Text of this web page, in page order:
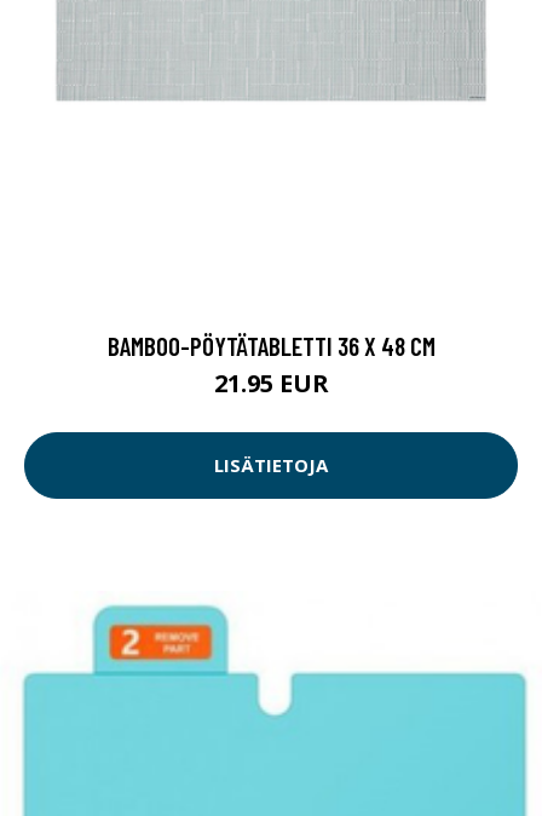
BAMBOO-PÖYTÄTABLETTI 36 X 48 CM
21.95 EUR
LISÄTIETOJA